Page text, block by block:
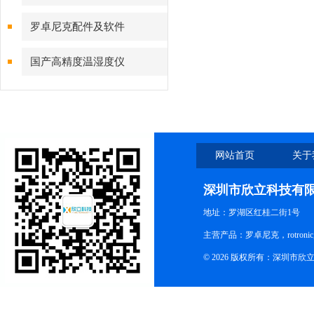
罗卓尼克配件及软件
国产高精度温湿度仪
网站首页 关
深圳市欣立科技有
地址：罗湖区红桂二街1号
主营产品：罗卓尼克，
© 2026 版权所有：深圳市欣